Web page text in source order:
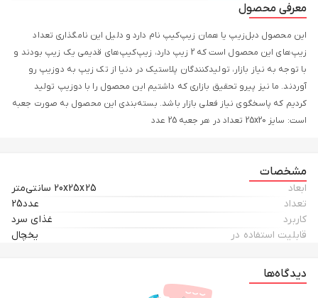
معرفی محصول
این محصول دبل‌زیپ یا همان زیپ‌کیپ نام دارد و دلیل این نامگذاری تعداد
زیپ‌های این محصول است که 2 زیپ دارد، زیپ‌کیپ‌های قدیمی یک زیپ بودند و
با توجه به نیاز بازار، تولیدکنندگان پلاستیک در دنیا از تک زیپ به دوزیپ رو
آوردند. ما نیز پیرو تحقیق بازاری که داشتیم این محصول را با دوزیپ تولید
کردیم که پاسخگوی نیاز فعلی بازار باشد. بسته‌بندی این محصول به صورت جعبه
است: سایز 25x20 تعداد در هر جعبه 25 عدد
مشخصات
ابعاد
20x25x25 سانتی‌متر
تعداد
عدد25
کاربرد
غذای سرد
قابلیت استفاده در
یخچال
دیدگاه‌ها